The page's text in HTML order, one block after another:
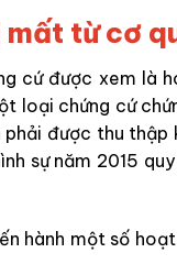
từ cơ
cứ được xem là
loại chứng cứ
được thu thập
sự năm 2015
hành một số